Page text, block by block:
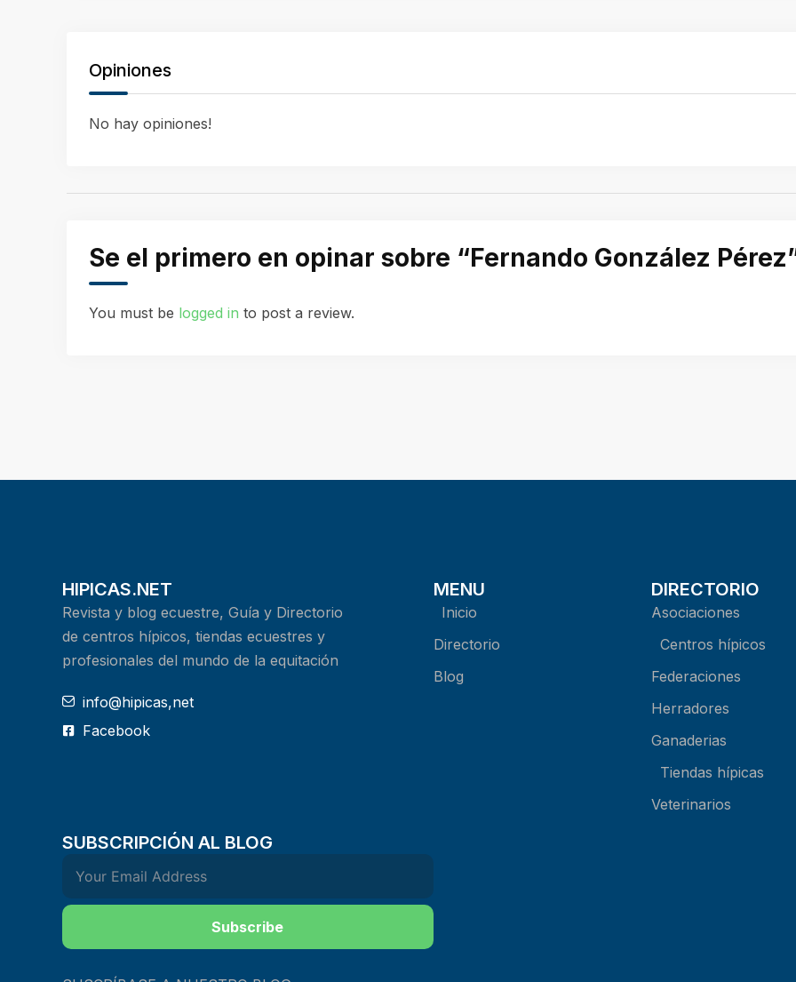
Opiniones
No hay opiniones!
Se el primero en opinar sobre “Fernando González
You must be logged in to post a review.
HIPICAS.NET
Revista y blog ecuestre, Guía y Directorio
de centros hípicos, tiendas ecuestres y
profesionales del mundo de la equitación
info@hipicas,net
Facebook
SUBSCRIPCIÓN AL BLOG
Subscribe
MENU
Inicio
Directorio
Blog
DIRECTORIO
Asociaciones
Centros hípicos
Federaciones
Herradores
Ganaderias
Tiendas hípicas
Veterinarios